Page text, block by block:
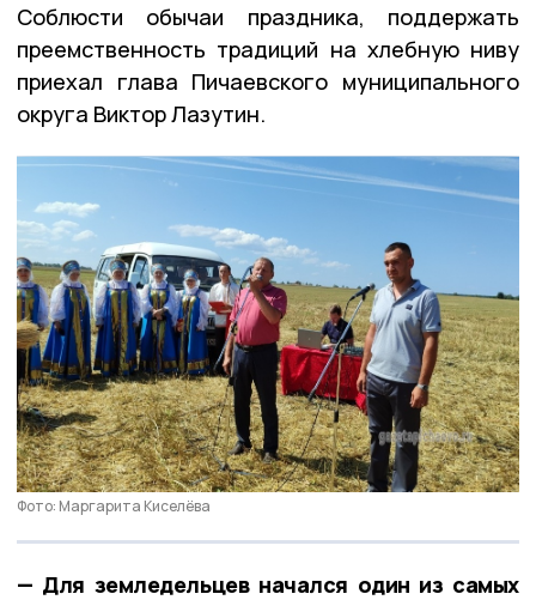
Соблюсти обычаи праздника, поддержать
преемственность традиций на хлебную ниву
приехал глава Пичаевского муниципального
округа Виктор Лазутин.
Фото: Маргарита Киселёва
— Для земледельцев начался один из самых